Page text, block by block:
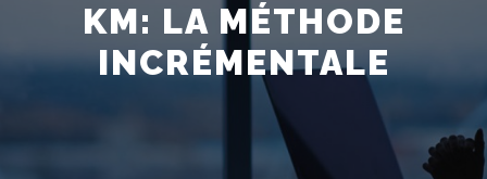
KM: LA MÉTHODE
INCRÉMENTALE